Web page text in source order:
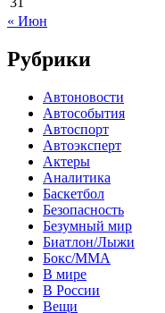
« Июн
Рубрики
Автоновости
Автособытия
Автоспорт
Автоэксперт
Актеры
Аналитика
Баскетбол
Безопасность
Безумный мир
Биатлон/Лыжи
Бокс/MMA
В мире
В России
Вещи